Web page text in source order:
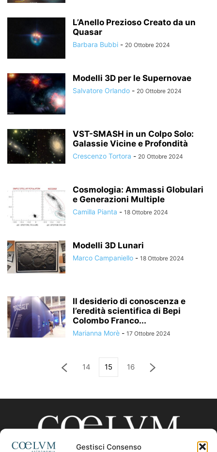
Gestisci Consenso
L’Anello Prezioso Creato da un
Quasar
Barbara Bubbi - 20 Ottobre 2024
Modelli 3D per le Supernovae
Salvatore Orlando - 20 Ottobre 2024
VST-SMASH in un Colpo Solo:
Galassie Vicine e Profondità
Crescenzo Tortora - 20 Ottobre 2024
Cosmologia: Ammassi Globulari
e Generazioni Multiple
Camilla Pianta - 18 Ottobre 2024
Modelli 3D Lunari
Marco Campaniello - 18 Ottobre 2024
Il desiderio di conoscenza e
l’eredità scientifica di Bepi
Colombo Franco...
Marianna Morè - 17 Ottobre 2024
14 15 16